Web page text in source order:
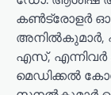
കൺട്രോളർ
അനിൽകുമാർ,
എസ്, എന്നിവർ
മെഡിക്കൽ